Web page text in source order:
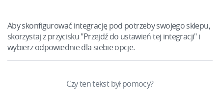
Base Connect
Base Store
Kalkulator korzyści
Katalog Partnerów Base
Aby skonfigurować integrację pod potrzeby swojego sklepu,
skorzystaj z przycisku "Przejdź do ustawień tej integracji" i
wybierz odpowiednie dla siebie opcje.
Czy ten tekst był pomocy?